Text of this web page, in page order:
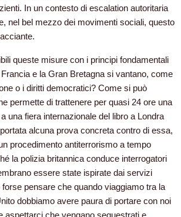
In un contesto di escalation autoritaria
nel bel mezzo dei movimenti sociali, questo
queste misure con i principi fondamentali
e la Gran Bretagna si vantano, come
o i diritti democratici? Come si può
permette di trattenere per quasi 24 ore una
una fiera internazionale del libro a Londra
alcuna prova concreta contro di essa,
procedimento antiterrorismo a tempo
la polizia britannica conduce interrogatori
essere state ispirate dai servizi
pensare che quando viaggiamo tra la
dobbiamo avere paura di portare con noi
aspettarci che vengano sequestrati e